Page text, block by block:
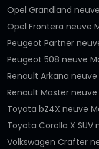
Opel Grandland
Opel Frontera neuve
Peugeot Partner
Peugeot 508 neuve
Renault Arkana
Renault Master
Toyota bZ4X neuve
Toyota Corolla X SUV
Volkswagen Crafter